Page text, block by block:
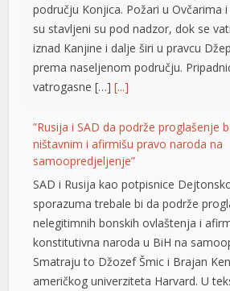
području Konjica. Požari u Ovčarima
su stavljeni su pod nadzor, dok se
iznad Kanjine i dalje širi u pravcu
prema naseljenom području.
vatrogasne […][...]
”Rusija i SAD da podrže proglašenje
ništavnim i afirmišu pravo naroda na
samoopredjeljenje”
SAD i Rusija kao potpisnice
sporazuma trebale bi da podrže
nelegitimnih bonskih ovlaštenja i
konstitutivna naroda u BiH na
Smatraju to Džozef Šmic i Brajan
američkog univerziteta Harvard. U